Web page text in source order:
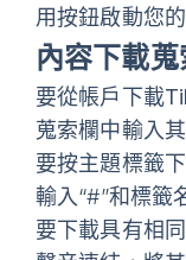
用按鈕啟動您
內容下載蒐
要從帳戶下載
蒐索欄中輸入
要按主題標籤
輸入“#”和標籤
要下載具有相